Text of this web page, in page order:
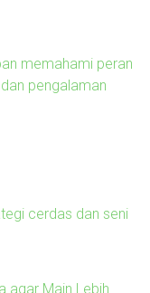
memahami peran
pengalaman
cerdas dan seni
agar Main Lebih